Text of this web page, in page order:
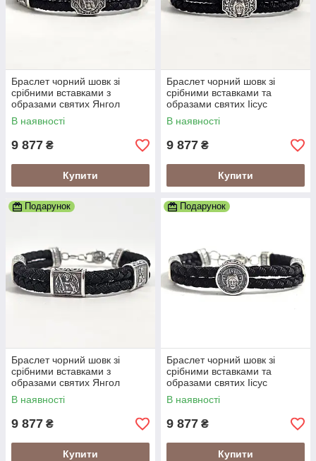
Браслет чорний шовк зі
срібними вставками з
образами святих Янгол
Охоронець
В наявності
9 877 ₴
Купити
Браслет чорний шовк зі
срібними вставками та
образами святих Іісус
Христос
В наявності
9 877 ₴
Купити
Подарунок
Браслет чорний шовк зі
срібними вставками з
образами святих Янгол
Охоронець
В наявності
9 877 ₴
Купити
Подарунок
Браслет чорний шовк зі
срібними вставками та
образами святих Іісус
Христос
В наявності
9 877 ₴
Купити